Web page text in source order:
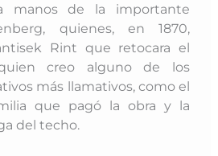
manos de la importante
quienes, en 1870,
Rint que retocara el
creo alguno de los
más llamativos, como el
que pagó la obra y la
del techo.